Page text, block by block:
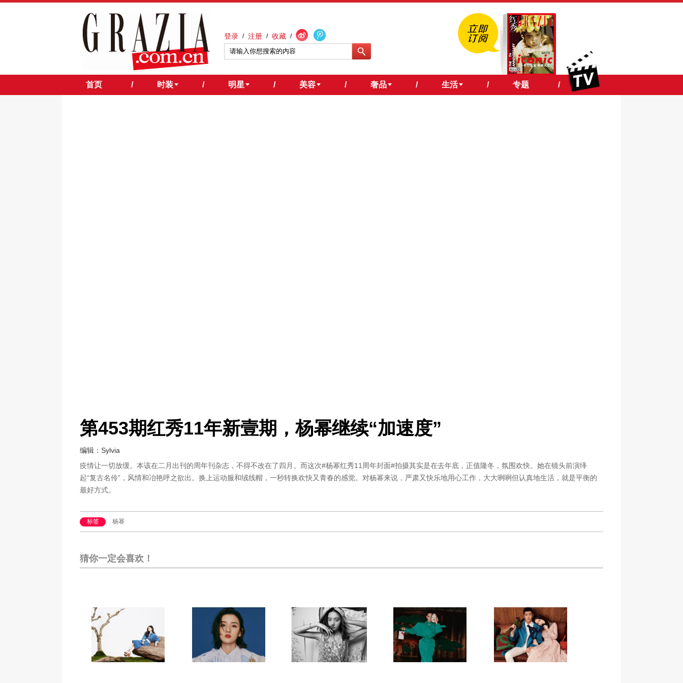
登录 / 注册 / 收藏 /
首页 / 时装 / 明星 / 美容 / 奢品 / 生活 / 专题 /
第453期红秀11年新壹期，杨幂继续“加速度”
编辑：Sylvia
疫情让一切放缓。本该在二月出刊的周年刊杂志，不得不改在了四月。而这次#杨幂红秀11周年封面#拍摄其实是在去年底，正值隆冬，氛围欢快。她在镜头前演绎
起“复古名伶”，风情和冶艳呼之欲出。换上运动服和绒线帽，一秒转换欢快又青春的感觉。对杨幂来说，严肃又快乐地用心工作，大大咧咧但认真地生活，就是平衡的
最好方式。
标签 杨幂
猜你一定会喜欢！